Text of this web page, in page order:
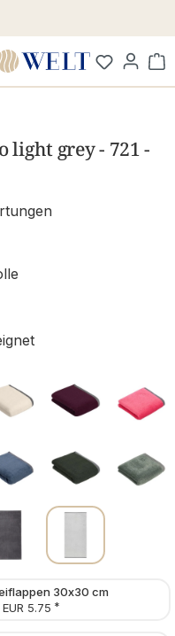
grey - 721 -
30x30 cm
EUR 5.75 *